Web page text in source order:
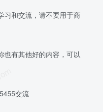
习和交流，请不要用于商
也有其他好的内容，可以
交流